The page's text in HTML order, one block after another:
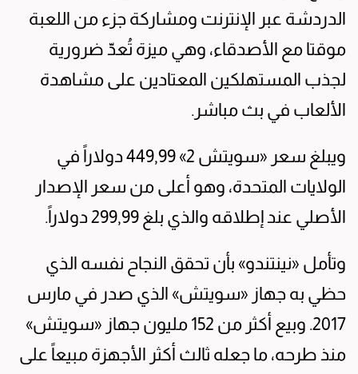
الدردشة عبر الإنترنت ومشاركة جزء من اللعبة
موقتا مع الأصدقاء، وهي ميزة تُعدّ ضرورية
لجذب المستهلكين المعتادين على مشاهدة
الألعاب في بث مباشر.
ويبلغ سعر «سويتش 2» 449,99 دولاراً في
الولايات المتحدة، وهو أعلى من سعر الإصدار
الأصلي عند إطلاقه والذي بلغ 299,99 دولاراً.
وتأمل «نينتندو» بأن تحقق النجاح نفسه الذي
حظي به جهاز «سويتش» الذي صدر في مارس
2017. وبيع أكثر من 152 مليون جهاز «سويتش»
منذ طرحه، ما جعله ثالث أكثر الأجهزة مبيعاً على